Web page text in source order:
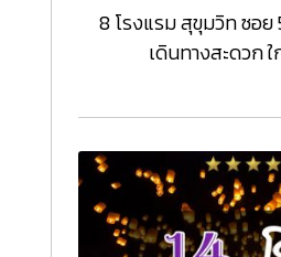
8 โรงแรม สุขุมวิท ซอ
เดินทางสะดวก